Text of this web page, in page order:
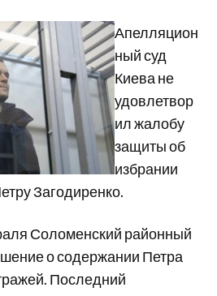
Апелляцион
ный суд
Киева не
удовлетвор
ил жалобу
защиты об
избрании
Загодиренко.
Соломенский районный
о содержании Петра
Последний